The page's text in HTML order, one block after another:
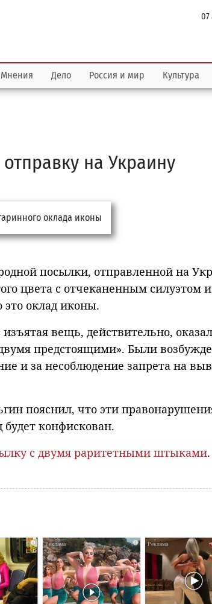
07
Мнения Дело Россия и мир Культура
на Украину
посылки, отправленной на
цвета с отчеканенным силуэтом и
оклад иконы.
вещь, действительно,
предстоящими». Были
и за несоблюдение запрета на
пояснил, что эти
конфискован.
с двумя раритетными штыками.
i i